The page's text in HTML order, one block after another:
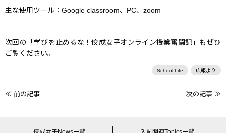
主な使用ツール：Google classroom、PC、zoom
次回の「学びを止めるな！佼成女子オンライン授業奮闘記」もぜひ
ご覧ください。
School Life 広報より
前
≪ 前の記事 次の記事 ≫